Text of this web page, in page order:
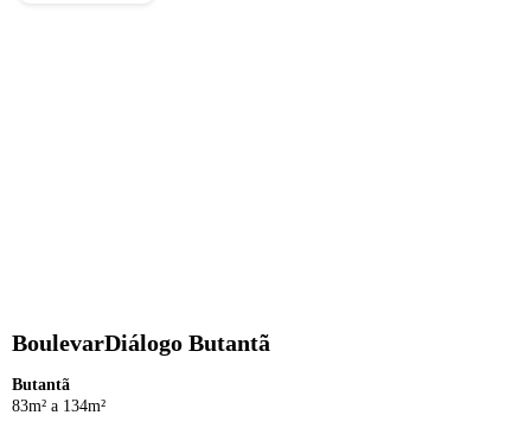
BoulevarDiálogo Butantã
Butantã
83m² a 134m²